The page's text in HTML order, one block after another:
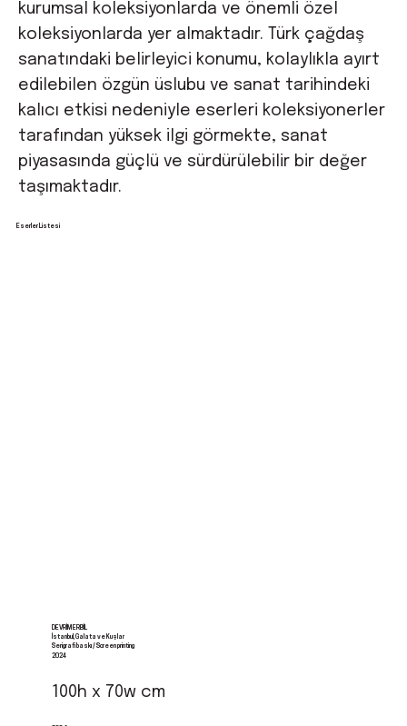
kurumsal koleksiyonlarda ve önemli özel
koleksiyonlarda yer almaktadır. Türk çağdaş
sanatındaki belirleyici konumu, kolaylıkla ayırt
edilebilen özgün üslubu ve sanat tarihindeki
kalıcı etkisi nedeniyle eserleri koleksiyonerler
tarafından yüksek ilgi görmekte, sanat
piyasasında güçlü ve sürdürülebilir bir değer
taşımaktadır.
Eserler Listesi
DEVRIM ERBIL
İstanbul, Galata ve Kuşlar
2024
100h x 70w cm
Serigrafi baskı / Screen printing